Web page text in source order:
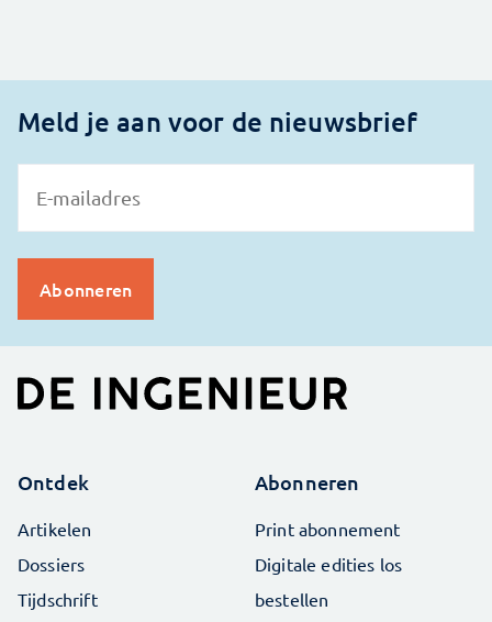
Meld je aan voor de nieuwsbrief
Ontdek
Artikelen
Dossiers
Tijdschrift
Abonneren
Print abonnement
Digitale edities los
bestellen